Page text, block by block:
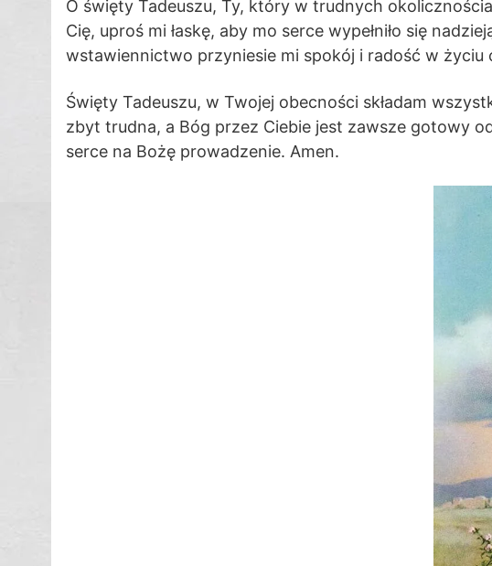
O święty Tadeuszu, Ty, który w trudnych
Cię, uproś mi łaskę, aby mo serce wypełniło się
wstawiennictwo przyniesie mi spokój i radość w życiu
Święty Tadeuszu, w Twojej obecności składam
zbyt trudna, a Bóg przez Ciebie jest zawsze gotowy
serce na Bożę prowadzenie. Amen.